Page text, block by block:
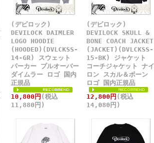
(デビロック)
DEVILOCK DAIMLER
LOGO HOODIE
(HOODED)(DVLCKSS-
14-GR) スウェット
パーカー プルオーバー
ダイムラー ロゴ 国内
正規品
10,800円 (税込
11,880円)
(デビロック)
DEVILOCK SKULL &
BONE COACH JACKET
(JACKET)(DVLCKSS-
15-BK) ジャケット
コーチジャケット ナイ
ロン スカル＆ボーン
ロゴ 国内正規品
12,800円 (税込
14,080円)